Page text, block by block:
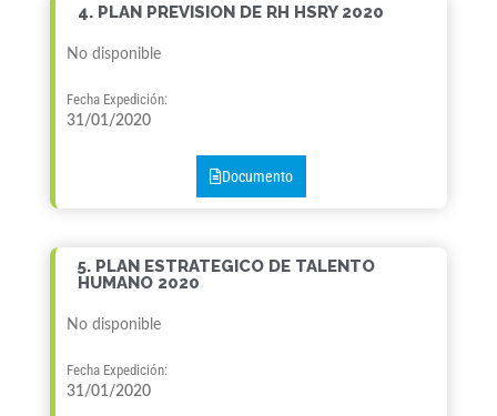
4. PLAN PREVISION DE RH HSRY 2020
No disponible
Fecha Expedición:
31/01/2020
Documento
5. PLAN ESTRATEGICO DE TALENTO
HUMANO 2020
No disponible
Fecha Expedición:
31/01/2020